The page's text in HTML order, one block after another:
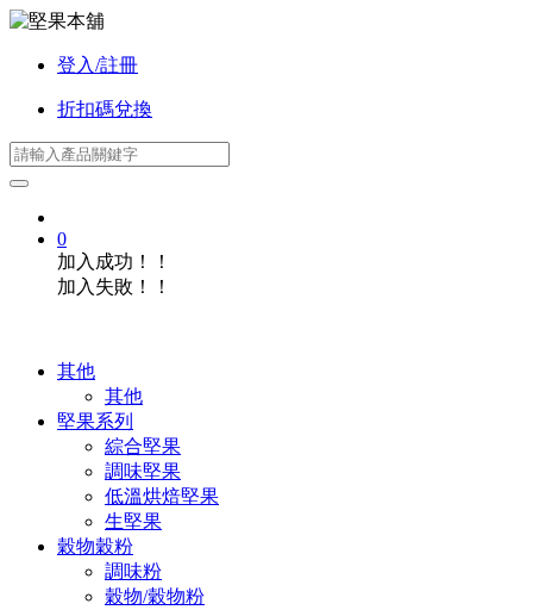
登入/註冊
折扣碼兌換
0
加入成功！！
加入失敗！！
其他
其他
堅果系列
綜合堅果
調味堅果
低溫烘焙堅果
生堅果
穀物穀粉
調味粉
穀物/穀物粉